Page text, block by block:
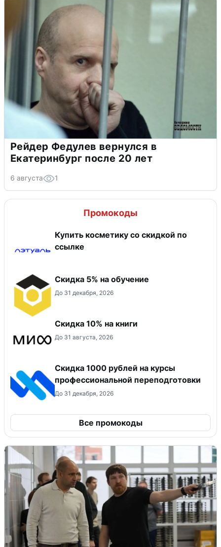
Рейдер Федулев вернулся в
Екатеринбург после 20 лет
6 августа 1
Промокоды
Купить косметику со скидкой по
ссылке
Скидка 5% на обучение
До 31 декабря, 2026
Скидка 10% на книги
До 31 августа, 2026
Скидка 1000 рублей на курсы
профессиональной переподготовки
До 31 декабря, 2026
Все промокоды